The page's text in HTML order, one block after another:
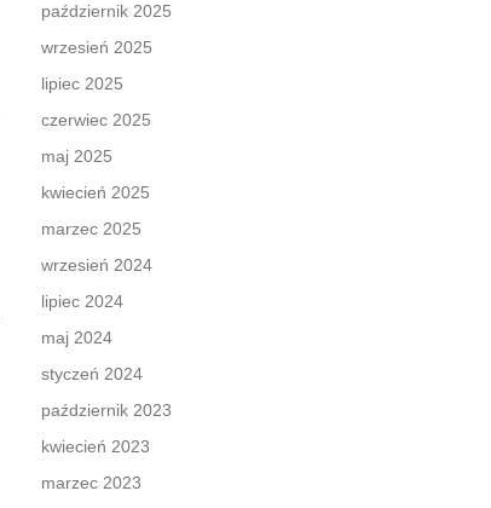
październik 2025
wrzesień 2025
lipiec 2025
czerwiec 2025
maj 2025
kwiecień 2025
marzec 2025
wrzesień 2024
lipiec 2024
maj 2024
styczeń 2024
październik 2023
kwiecień 2023
marzec 2023